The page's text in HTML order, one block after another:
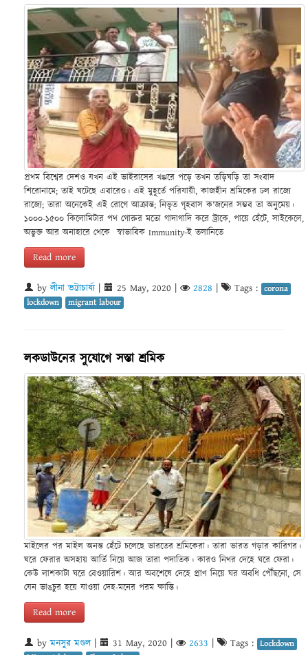
প্রথম বিশ্বের দেশও যখন এই ভাইরাসের খপ্পরে পড়ে তখন তড়িঘড়ি তা সংবাদ
শিরোনামে; তাই ঘটেছে এবারেও। এই মুহূর্তে পরিযায়ী, কাজহীন শ্রমিকের ঢল রাজ্যে
রাজ্যে; তারা অনেকেই এই রোগে আক্রান্ত; নিভৃত গৃহবাস ক’জনের সম্ভব তা অনুমেয়।
১০০০-১৫০০ কিলোমিটার পথ গোরুর মতো গাদাগাদি করে ট্রাকে, পায়ে হেঁটে, সাইকেলে,
অভুক্ত আর অনাহারে থেকে স্বাভাবিক Immunity-ই তলানিতে
Read more
byলীনা ভট্টাচার্য্য| 25 May, 2020 2828 Tags : corona
lockdown
migrant labour
লকডাউনের সুযোগে সস্তা শ্রমিক
মাইলের পর মাইল অনন্ত হেঁটে চলেছে ভারতের শ্রমিকেরা। তারা ভারত গড়ার কারিগর।
ঘরে ফেরার অসহায় আর্তি নিয়ে আজ তারা পদাতিক। কারও নিথর দেহে ঘরে ফেরা।
কেউ লাশকাটা ঘরে বেওয়ারিশ। আর অবশেষে দেহে প্রাণ নিয়ে ঘর অবধি পৌঁছনো, সে
যেন ভাঙচুর হয়ে যাওয়া দেহ-মনের পরম ক্ষান্তি।
Read more
byমনসুর মণ্ডল| 31 May, 2020 2633 Tags : Lockdown